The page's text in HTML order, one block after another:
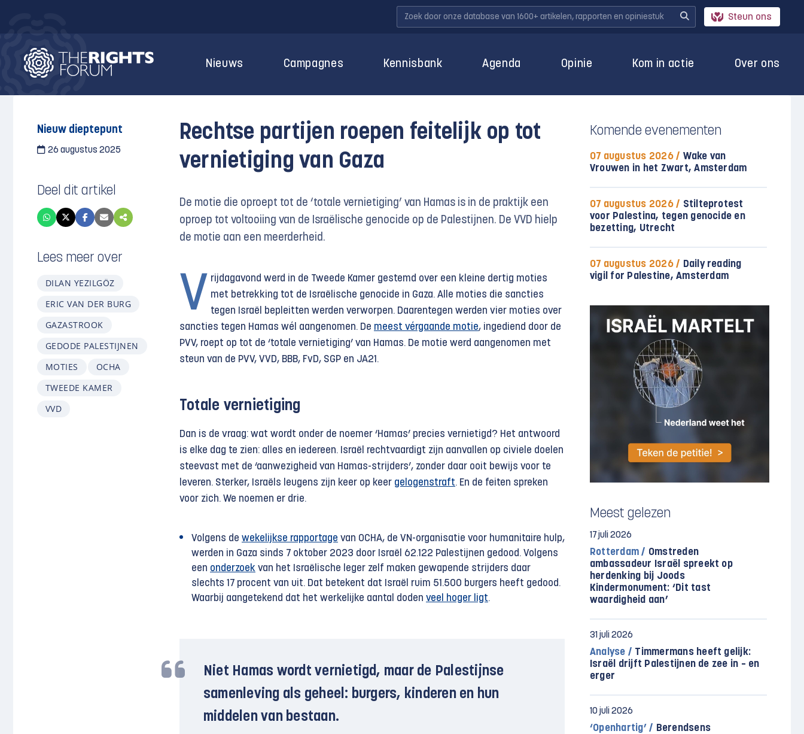
Steun ons
Nieuws Campagnes Kennisbank Agenda Opinie Kom in actie Over ons
Nieuw dieptepunt
26 augustus 2025
Deel dit artikel
Lees meer over
DILAN YEZILGÖZ
ERIC VAN DER BURG
GAZASTROOK
GEDODE PALESTIJNEN
MOTIES
OCHA
TWEEDE KAMER
VVD
Rechtse partijen roepen feitelijk op tot
vernietiging van Gaza
De motie die oproept tot de ‘totale vernietiging’ van Hamas is in de praktijk een
oproep tot voltooiing van de Israëlische genocide op de Palestijnen. De VVD hielp
de motie aan een meerderheid.
V rijdagavond werd in de Tweede Kamer gestemd over een kleine dertig moties
met betrekking tot de Israëlische genocide in Gaza. Alle moties die sancties
tegen Israël bepleitten werden verworpen. Daarentegen werden vier moties over
sancties tegen Hamas wél aangenomen. De meest vérgaande motie, ingediend door de
PVV, roept op tot de ‘totale vernietiging’ van Hamas. De motie werd aangenomen met
steun van de PVV, VVD, BBB, FvD, SGP en JA21.
Totale vernietiging
Dan is de vraag: wat wordt onder de noemer ‘Hamas’ precies vernietigd? Het antwoord
is elke dag te zien: alles en iedereen. Israël rechtvaardigt zijn aanvallen op civiele doelen
steevast met de ‘aanwezigheid van Hamas-strijders’, zonder daar ooit bewijs voor te
leveren. Sterker, Israëls leugens zijn keer op keer gelogenstraft. En de feiten spreken
voor zich. We noemen er drie.
Volgens de wekelijkse rapportage van OCHA, de VN-organisatie voor humanitaire hulp,
werden in Gaza sinds 7 oktober 2023 door Israël 62.122 Palestijnen gedood. Volgens
een onderzoek van het Israëlische leger zelf maken gewapende strijders daar
slechts 17 procent van uit. Dat betekent dat Israël ruim 51.500 burgers heeft gedood.
Waarbij aangetekend dat het werkelijke aantal doden veel hoger ligt.
Niet Hamas wordt vernietigd, maar de Palestijnse
samenleving als geheel: burgers, kinderen en hun
middelen van bestaan.
Komende evenementen
07 augustus 2026 / Wake van
Vrouwen in het Zwart, Amsterdam
07 augustus 2026 / Stilteprotest
voor Palestina, tegen genocide en
bezetting, Utrecht
07 augustus 2026 / Daily reading
vigil for Palestine, Amsterdam
Meest gelezen
17 juli 2026
Rotterdam / Omstreden
ambassadeur Israël spreekt op
herdenking bij Joods
Kindermonument: ‘Dit tast
waardigheid aan’
31 juli 2026
Analyse / Timmermans heeft gelijk:
Israël drijft Palestijnen de zee in – en
erger
10 juli 2026
‘Openhartig’ / Berendsens